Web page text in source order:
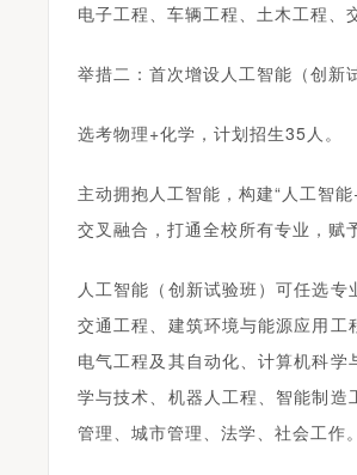
电子工程、车辆工程、土木工程
举措二：首次增设人工智能（创新
选考物理+化学，计划招生35人。
主动拥抱人工智能，构建“人工智
交叉融合，打通全校所有专业，赋
人工智能（创新试验班）可任选
交通工程、建筑环境与能源应用
电气工程及其自动化、计算机科
学与技术、机器人工程、智能制
管理、城市管理、法学、社会工作。